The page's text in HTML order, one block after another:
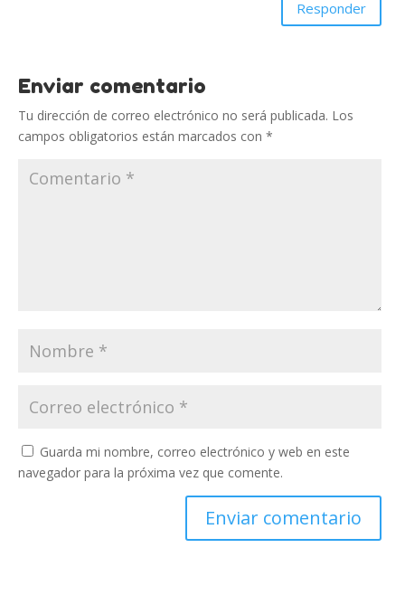
Responder
Enviar comentario
Tu dirección de correo electrónico no será publicada. Los
campos obligatorios están marcados con *
Guarda mi nombre, correo electrónico y web en este
navegador para la próxima vez que comente.